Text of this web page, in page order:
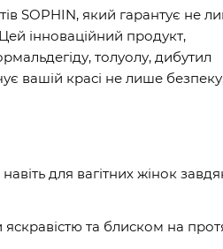
SOPHIN, який гарантує не
інноваційний продукт,
толуолу, дибутил
вашій красі не лише
для вагітних жінок
яскравістю та блиском на